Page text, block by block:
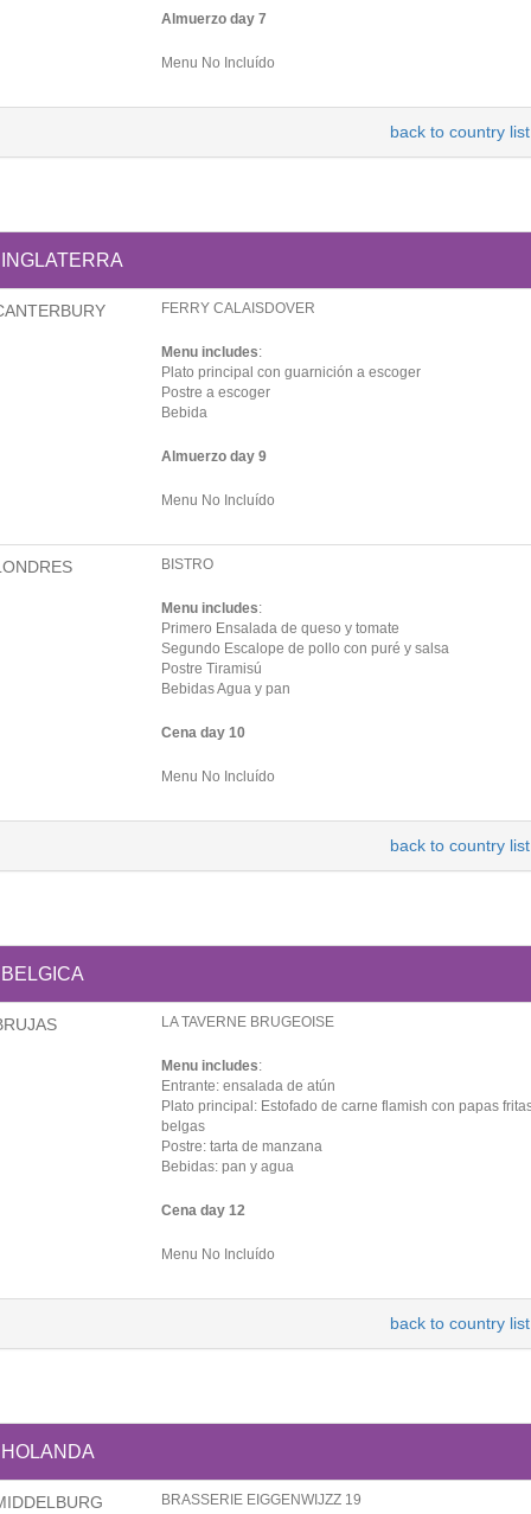
Almuerzo day 7
Menu No Incluído
back to country list
INGLATERRA
FERRY CALAISDOVER
Menu includes:
Plato principal con guarnición a escoger
Postre a escoger
Bebida
Almuerzo day 9
Menu No Incluído
BISTRO
Menu includes:
Primero Ensalada de queso y tomate
Segundo Escalope de pollo con puré y salsa
Postre Tiramisú
Bebidas Agua y pan
Cena day 10
Menu No Incluído
back to country list
BELGICA
LA TAVERNE BRUGEOISE
Menu includes:
Entrante: ensalada de atún
Plato principal: Estofado de carne flamish con papas
belgas
Postre: tarta de manzana
Bebidas: pan y agua
Cena day 12
Menu No Incluído
back to country list
HOLANDA
BRASSERIE EIGGENWIJZZ 19